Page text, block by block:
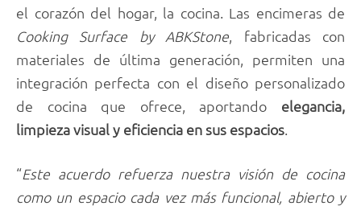
el corazón del hogar, la cocina. Las encimeras de
Cooking Surface by ABKStone, fabricadas con
materiales de última generación, permiten una
integración perfecta con el diseño personalizado
de cocina que ofrece, aportando elegancia,
limpieza visual y eficiencia en sus espacios.
“Este acuerdo refuerza nuestra visión de cocina
como un espacio cada vez más funcional, abierto y